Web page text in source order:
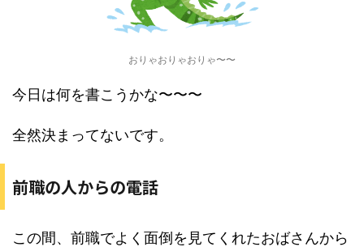
おりゃおりゃおりゃ〜〜
今日は何を書こうかな〜〜〜
全然決まってないです。
前職の人からの電話
この間、前職でよく面倒を見てくれたおばさんから